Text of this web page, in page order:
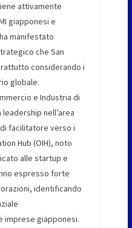
attivamente
giapponesi e
manifestato
che San
considerando i
globale.
e Industria di
leadership nell’area
facilitatore verso i
Hub (OIH), noto
alle startup e
espresso forte
identificando
imprese giapponesi.